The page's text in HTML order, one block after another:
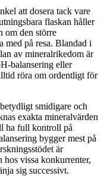
att dosera tack vare
flaskan håller
om den större
med på resa. Blandad i
av mineralrikedom är
balansering eller
röra om ordentligt för
smidigare och
exakta mineralvärden
ha full kontroll på
bygger mest på
är
hos vissa konkurrenter,
sig successivt.